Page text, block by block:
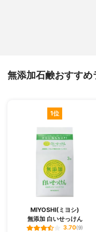
無添加石鹸おすすめ
1位
MIYOSHI(ミヨシ)
無添加 白いせっけん
3.70(9)